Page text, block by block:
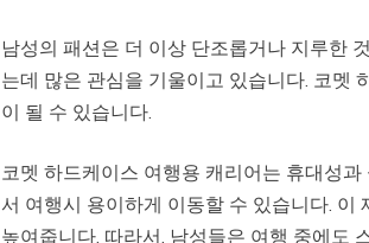
남성의 패션은 더 이상 단조롭거나 지루한
는데 많은 관심을 기울이고 있습니다. 코멧
이 될 수 있습니다.
코멧 하드케이스 여행용 캐리어는 휴대성
서 여행시 용이하게 이동할 수 있습니다.
높여줍니다. 따라서, 남성들은 여행 중에도